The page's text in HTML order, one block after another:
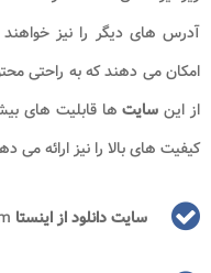
آدرس های دیگر را نیز
امکان می دهند که به راحتی
از این سایت ها قابلیت های
کیفیت های بالا را نیز ارائه می
سایت دانلود از اینستا